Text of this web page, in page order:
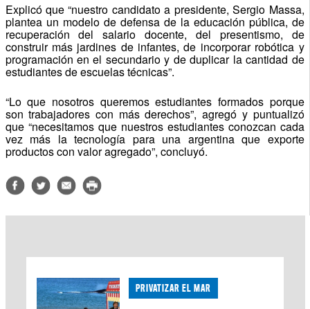
Explicó que “nuestro candidato a presidente, Sergio Massa,
plantea un modelo de defensa de la educación pública, de
recuperación del salario docente, del presentismo, de
construir más jardines de infantes, de incorporar robótica y
programación en el secundario y de duplicar la cantidad de
estudiantes de escuelas técnicas”.
“Lo que nosotros queremos estudiantes formados porque
son trabajadores con más derechos”, agregó y puntualizó
que “necesitamos que nuestros estudiantes conozcan cada
vez más la tecnología para una argentina que exporte
productos con valor agregado”, concluyó.
PRIVATIZAR EL MAR